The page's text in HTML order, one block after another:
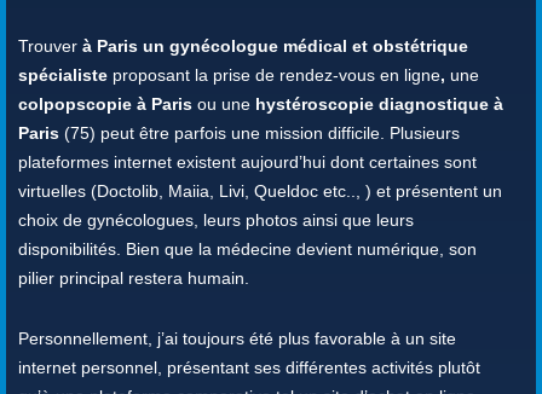
Trouver à Paris un gynécologue médical et obstétrique
spécialiste proposant la prise de rendez-vous en ligne, une
colpopscopie à Paris ou une hystéroscopie diagnostique à
Paris (75) peut être parfois une mission difficile. Plusieurs
plateformes internet existent aujourd’hui dont certaines sont
virtuelles (Doctolib, Maiia, Livi, Queldoc etc.., ) et présentent un
choix de gynécologues, leurs photos ainsi que leurs
disponibilités. Bien que la médecine devient numérique, son
pilier principal restera humain.
Personnellement, j’ai toujours été plus favorable à un site
internet personnel, présentant ses différentes activités plutôt